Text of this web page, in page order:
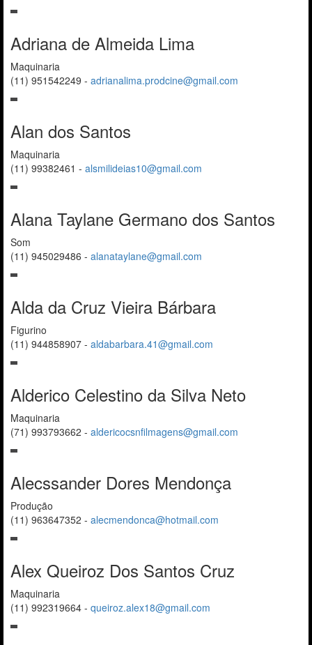
Adriana de Almeida Lima
Maquinaria
(11) 951542249 - adrianalima.prodcine@gmail.com
Alan dos Santos
Maquinaria
(11) 99382461 - alsmilideias10@gmail.com
Alana Taylane Germano dos Santos
Som
(11) 945029486 - alanataylane@gmail.com
Alda da Cruz Vieira Bárbara
Figurino
(11) 944858907 - aldabarbara.41@gmail.com
Alderico Celestino da Silva Neto
Maquinaria
(71) 993793662 - aldericocsnfilmagens@gmail.com
Alecssander Dores Mendonça
Produção
(11) 963647352 - alecmendonca@hotmail.com
Alex Queiroz Dos Santos Cruz
Maquinaria
(11) 992319664 - queiroz.alex18@gmail.com